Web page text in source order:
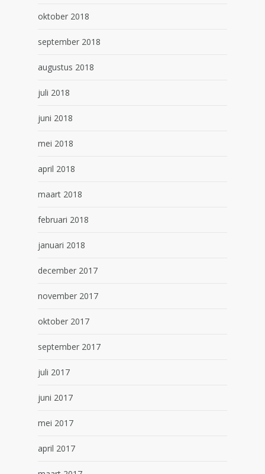
oktober 2018
september 2018
augustus 2018
juli 2018
juni 2018
mei 2018
april 2018
maart 2018
februari 2018
januari 2018
december 2017
november 2017
oktober 2017
september 2017
juli 2017
juni 2017
mei 2017
april 2017